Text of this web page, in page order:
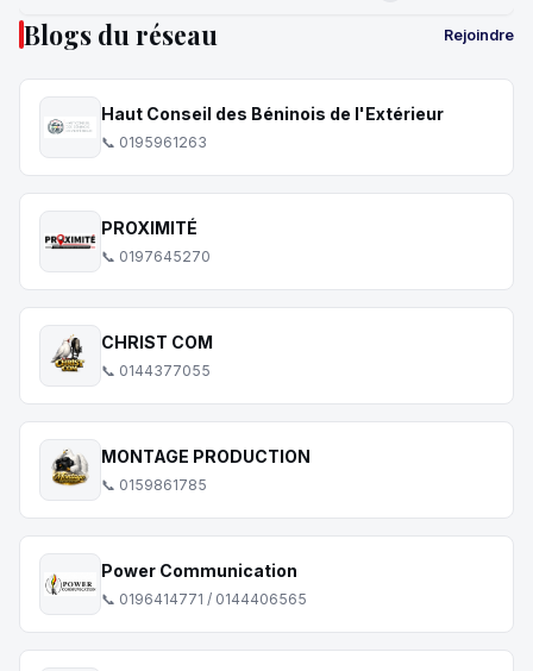
Blogs du réseau Rejoindre
Haut Conseil des Béninois de l'Extérieur
📞 0195961263
PROXIMITÉ
📞 0197645270
CHRIST COM
📞 0144377055
MONTAGE PRODUCTION
📞 0159861785
Power Communication
📞 0196414771 / 0144406565